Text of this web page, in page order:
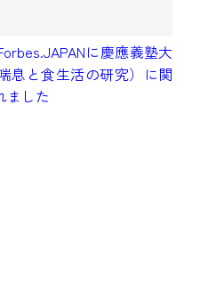
に慶應義塾大
息と食生活の研究）に関
ました